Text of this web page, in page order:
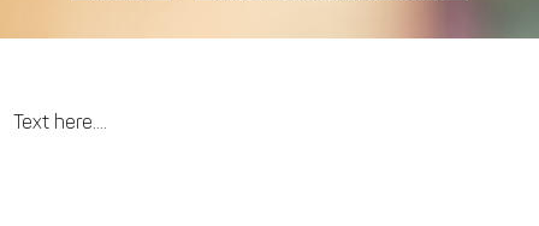
Text here....